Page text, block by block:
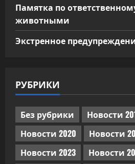
Памятка по
животными
Экстренное
РУБРИКИ
Без рубрики
Новости
Новости 2020
Новости
Новости 2023
Новости